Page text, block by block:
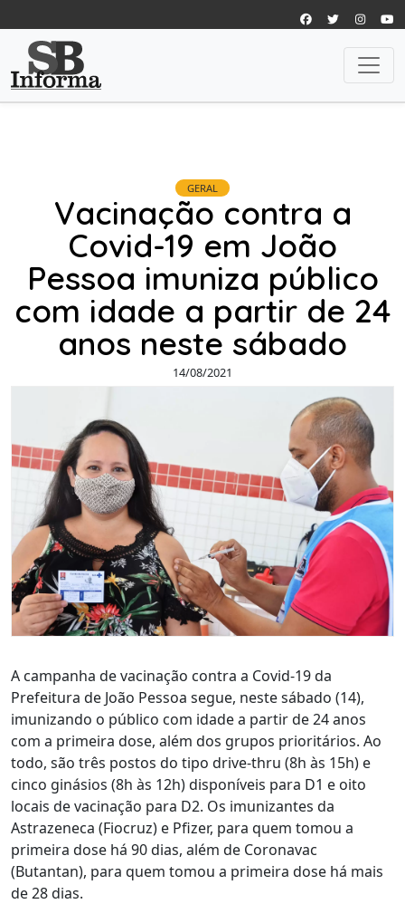
GERAL
Vacinação contra a
Covid-19 em João
Pessoa imuniza público
com idade a partir de 24
anos neste sábado
14/08/2021
A campanha de vacinação contra a Covid-19 da
Prefeitura de João Pessoa segue, neste sábado (14),
imunizando o público com idade a partir de 24 anos
com a primeira dose, além dos grupos prioritários. Ao
todo, são três postos do tipo drive-thru (8h às 15h) e
cinco ginásios (8h às 12h) disponíveis para D1 e oito
locais de vacinação para D2. Os imunizantes da
Astrazeneca (Fiocruz) e Pfizer, para quem tomou a
primeira dose há 90 dias, além de Coronavac
(Butantan), para quem tomou a primeira dose há mais
de 28 dias.